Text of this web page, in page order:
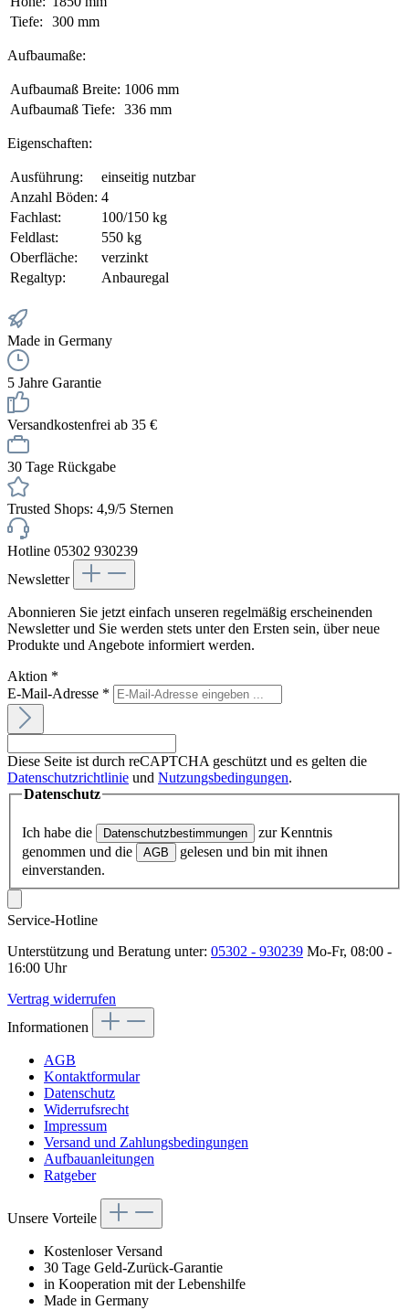
Tiefe:
300 mm
Aufbaumaße:
Aufbaumaß Breite: 1006 mm
Aufbaumaß Tiefe:
336 mm
Eigenschaften:
Ausführung:
einseitig nutzbar
Anzahl Böden: 4
Fachlast:
100/150 kg
Feldlast:
550 kg
Oberfläche:
verzinkt
Regaltyp:
Anbauregal
Made in Germany
5 Jahre Garantie
Versandkostenfrei ab 35 €
30 Tage Rückgabe
Trusted Shops: 4,9/5 Sternen
Hotline 05302 930239
Newsletter
Abonnieren Sie jetzt einfach unseren regelmäßig erscheinenden
Newsletter und Sie werden stets unter den Ersten sein, über neue
Produkte und Angebote informiert werden.
Aktion *
E-Mail-Adresse *
Diese Seite ist durch reCAPTCHA geschützt und es gelten die
Datenschutzrichtlinie und Nutzungsbedingungen.
Datenschutz
Ich habe die Datenschutzbestimmungen
zur Kenntnis
genommen und die
AGB
gelesen und bin mit ihnen
einverstanden.
Service-Hotline
Unterstützung und Beratung unter: 05302 - 930239 Mo-Fr, 08:00 -
16:00 Uhr
Vertrag widerrufen
Informationen
AGB
Kontaktformular
Datenschutz
Widerrufsrecht
Impressum
Versand und Zahlungsbedingungen
Aufbauanleitungen
Ratgeber
Unsere Vorteile
Kostenloser Versand
30 Tage Geld-Zurück-Garantie
in Kooperation mit der Lebenshilfe
Made in Germany